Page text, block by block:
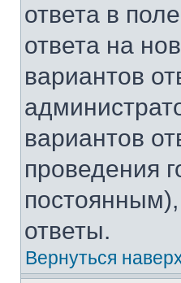
ответа в
ответа на
вариантов
вариантов
проведения
ответы.
Вернуться